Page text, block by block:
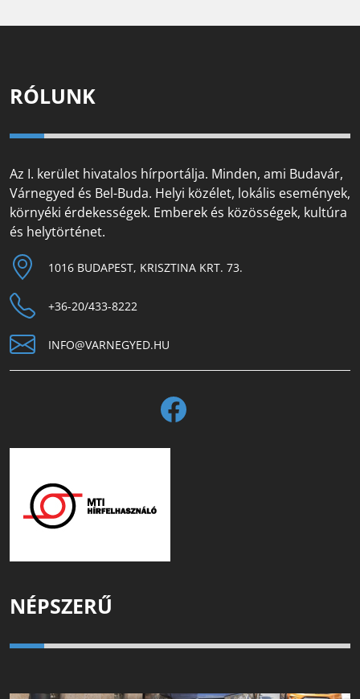
RÓLUNK
Az I. kerület hivatalos hírportálja. Minden, ami Budavár,
Várnegyed és Bel-Buda. Helyi közélet, lokális események,
környéki érdekességek. Emberek és közösségek, kultúra
és helytörténet.
1016 BUDAPEST, KRISZTINA KRT. 73.
+36-20/433-8222
INFO@VARNEGYED.HU
NÉPSZERŰ